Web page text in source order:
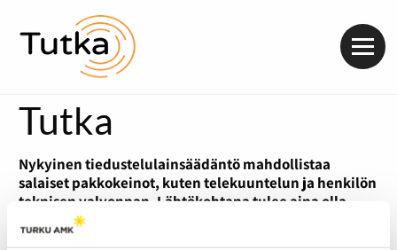
Tutka
Nykyinen tiedustelulainsäädäntö mahdollistaa
salaiset pakkokeinot, kuten telekuuntelun ja henkilön
teknisen valvonnan. Lähtökohtana tulee aina olla
määritelty rikos. Tällä viikolla valmistuneessa
lakimuutosehdotuksessa Suojelupoliisille esitetään